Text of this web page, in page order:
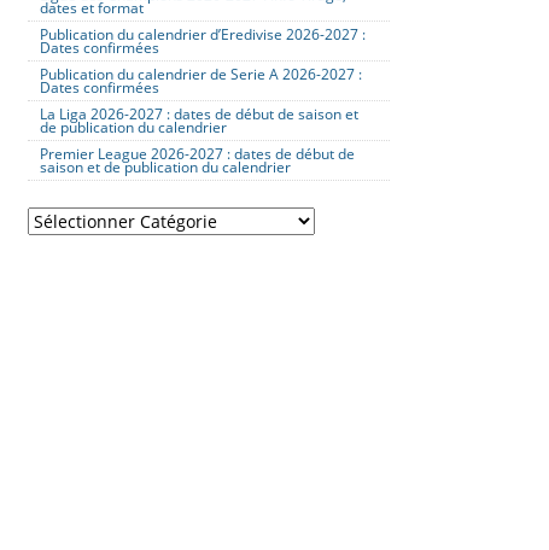
dates et format
Publication du calendrier d’Eredivise 2026-2027 :
Dates confirmées
Publication du calendrier de Serie A 2026-2027 :
Dates confirmées
La Liga 2026-2027 : dates de début de saison et
de publication du calendrier
Premier League 2026-2027 : dates de début de
saison et de publication du calendrier
Catégories